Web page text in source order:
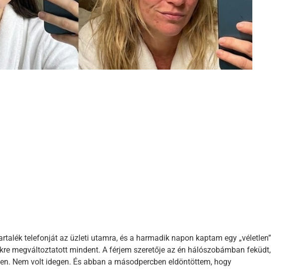
telefonját az üzleti utamra, és a harmadik napon kaptam egy „véletlen”
megváltoztatott mindent. A férjem szeretője az én hálószobámban feküdt,
Nem volt idegen. És abban a másodpercben eldöntöttem, hogy